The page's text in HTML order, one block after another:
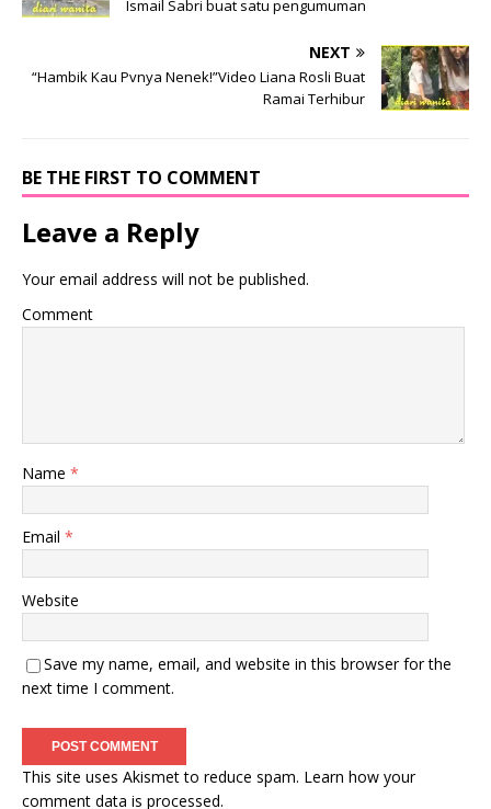
Ismail Sabri buat satu pengumuman
NEXT
“Hambik Kau Pvnya Nenek!”Video Liana Rosli Buat
Ramai Terhibur
BE THE FIRST TO COMMENT
Leave a Reply
Your email address will not be published.
Comment
Name *
Email *
Website
Save my name, email, and website in this browser for the
next time I comment.
This site uses Akismet to reduce spam. Learn how your
comment data is processed.